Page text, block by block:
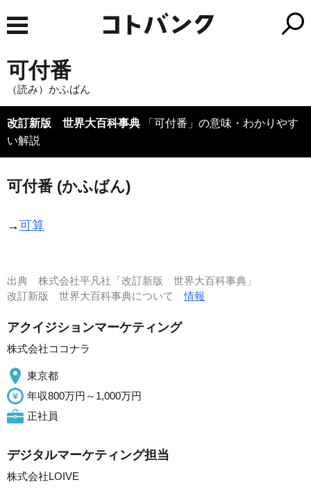
可付番
（読み）かふばん
改訂新版 世界大百科事典 「可付番」の意味・わかりやす
い解説
可付番 (かふばん)
→可算
出典 株式会社平凡社「改訂新版 世界大百科事典」
改訂新版 世界大百科事典について情報
アクイジションマーケティング
株式会社ココナラ
東京都
年収800万円～1,000万円
正社員
デジタルマーケティング担当
株式会社LOIVE